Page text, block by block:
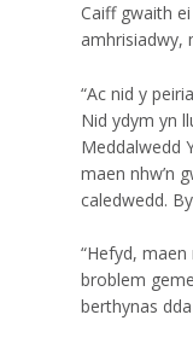
Caiff gwaith
amhrisiadwy,
“Ac nid y
Nid ydym yn
Meddalwedd
maen nhw’n
caledwedd.
“Hefyd,
broblem
berthynas
Skip back to main navigation